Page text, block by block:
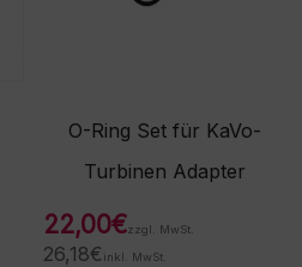
O-Ring Set für KaVo-
Turbinen Adapter
22,00€zzgl. MwSt.
26,18€ inkl. MwSt.